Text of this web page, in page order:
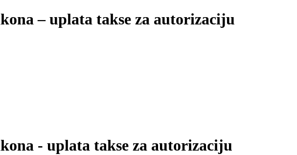
– uplata takse za autorizaciju
- uplata takse za autorizaciju